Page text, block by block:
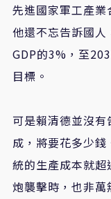
先進國家軍工產業
他還不忘告訴國
GDP的3%，至
目標。
可是賴清德並沒
成，將要花多少
統的生產成本就
炮襲擊時，也非